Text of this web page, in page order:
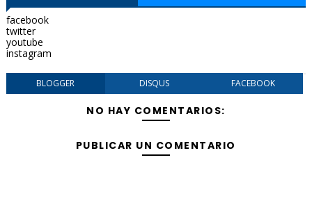
facebook
twitter
youtube
instagram
BLOGGER DISQUS FACEBOOK
NO HAY COMENTARIOS:
PUBLICAR UN COMENTARIO